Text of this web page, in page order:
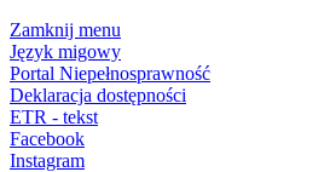
Zamknij menu
Język migowy
Portal Niepełnosprawność
Deklaracja dostępności
ETR - tekst
Facebook
Instagram